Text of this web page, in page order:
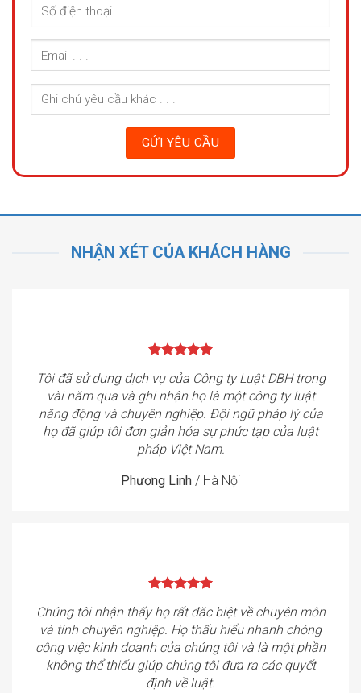
NHẬN XÉT CỦA KHÁCH HÀNG
Tôi đã sử dụng dịch vụ của Công ty Luật DBH trong
vài năm qua và ghi nhận họ là một công ty luật
năng động và chuyên nghiệp. Đội ngũ pháp lý của
họ đã giúp tôi đơn giản hóa sự phức tạp của luật
pháp Việt Nam.
Phương Linh / Hà Nội
Chúng tôi nhận thấy họ rất đặc biệt về chuyên môn
và tính chuyên nghiệp. Họ thấu hiểu nhanh chóng
công việc kinh doanh của chúng tôi và là một phần
không thể thiếu giúp chúng tôi đưa ra các quyết
định về luật.